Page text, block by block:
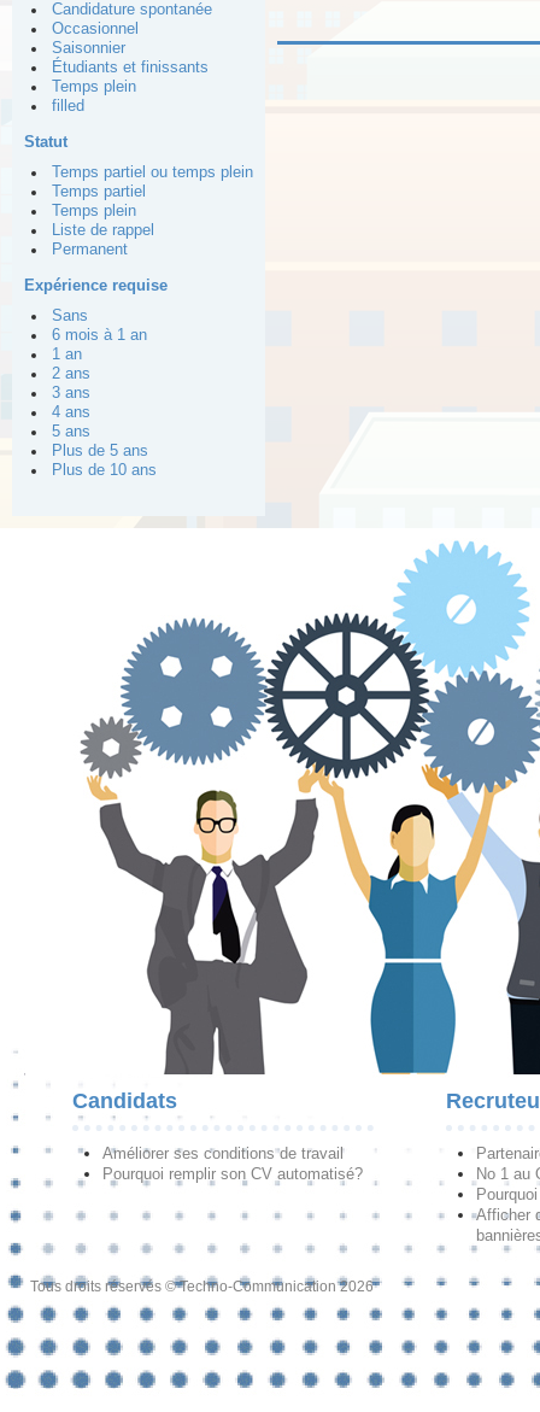
Candidature spontanée
Occasionnel
Saisonnier
Étudiants et finissants
Temps plein
filled
Statut
Temps partiel ou temps plein
Temps partiel
Temps plein
Liste de rappel
Permanent
Expérience requise
Sans
6 mois à 1 an
1 an
2 ans
3 ans
4 ans
5 ans
Plus de 5 ans
Plus de 10 ans
Candidats
Améliorer ses conditions de travail
Pourquoi remplir son CV automatisé?
No 1 au
Afficher
Tous droits réservés © Techno-Communication 2026